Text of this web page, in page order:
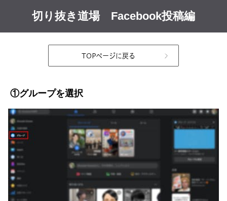
切り抜き道場 Facebook投稿編
TOPページに戻る
①グループを選択